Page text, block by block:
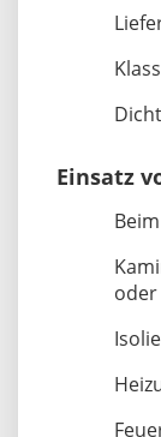
Einsatz